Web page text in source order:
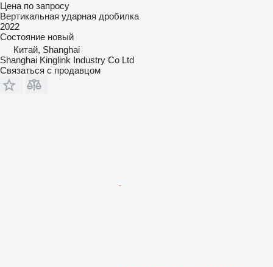
Цена по запросу
Вертикальная ударная дробилка
2022
Состояние новый
Китай, Shanghai
Shanghai Kinglink Industry Co Ltd
Связаться с продавцом